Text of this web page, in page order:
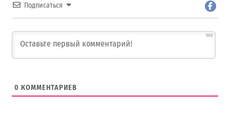
Подписаться
500
0 КОММЕНТАРИЕВ